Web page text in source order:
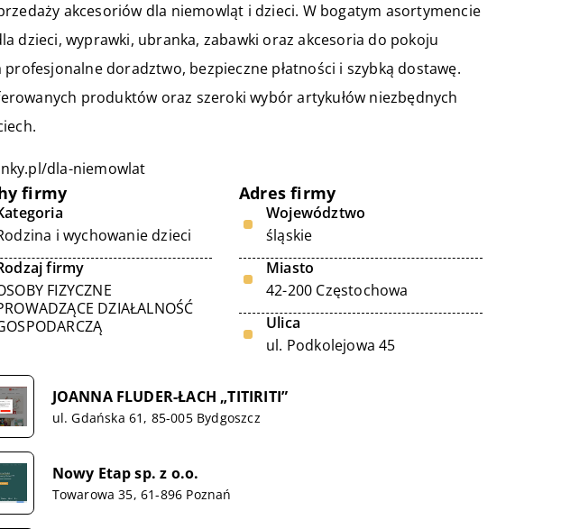
akcesoriów dla niemowląt i dzieci. W bogatym asortymencie
dzieci, wyprawki, ubranka, zabawki oraz akcesoria do pokoju
doradztwo, bezpieczne płatności i szybką dostawę.
produktów oraz szeroki wybór artykułów niezbędnych
dla-niemowlat
firmy
i wychowanie dzieci
firmy
FIZYCZNE
DZIAŁALNOŚĆ
Adres firmy
Województwo
śląskie
Miasto
42-200 Częstochowa
Ulica
ul. Podkolejowa 45
JOANNA FLUDER-ŁACH „TITIRITI”
ul. Gdańska 61, 85-005 Bydgoszcz
Nowy Etap sp. z o.o.
Towarowa 35, 61-896 Poznań